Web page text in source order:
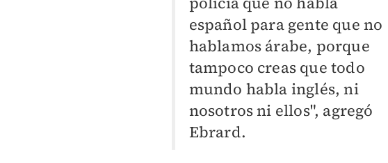
español para gente que no
hablamos árabe, porque
tampoco creas que todo
mundo habla inglés, ni
nosotros ni ellos", agregó
Ebrard.